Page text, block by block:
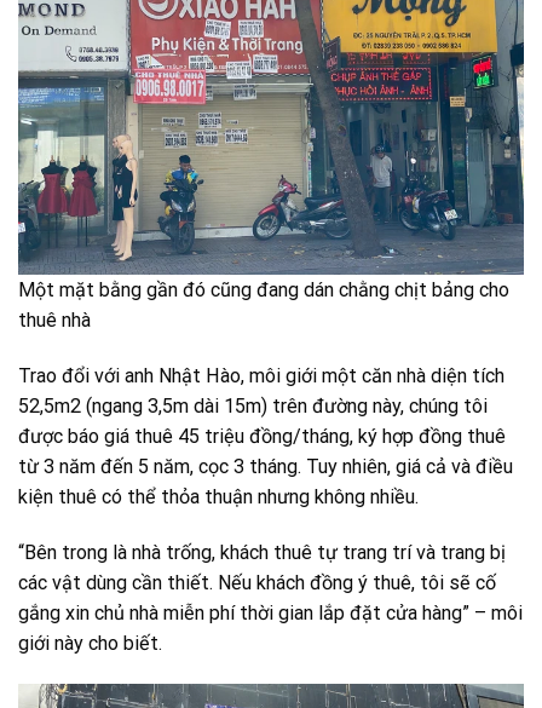
Một mặt bằng gần đó cũng đang dán chằng chịt bảng cho
thuê nhà
Trao đổi với anh Nhật Hào, môi giới một căn nhà diện tích
52,5m2 (ngang 3,5m dài 15m) trên đường này, chúng tôi
được báo giá thuê 45 triệu đồng/tháng, ký hợp đồng thuê
từ 3 năm đến 5 năm, cọc 3 tháng. Tuy nhiên, giá cả và điều
kiện thuê có thể thỏa thuận nhưng không nhiều.
“Bên trong là nhà trống, khách thuê tự trang trí và trang bị
các vật dùng cần thiết. Nếu khách đồng ý thuê, tôi sẽ cố
gắng xin chủ nhà miễn phí thời gian lắp đặt cửa hàng” – môi
giới này cho biết.